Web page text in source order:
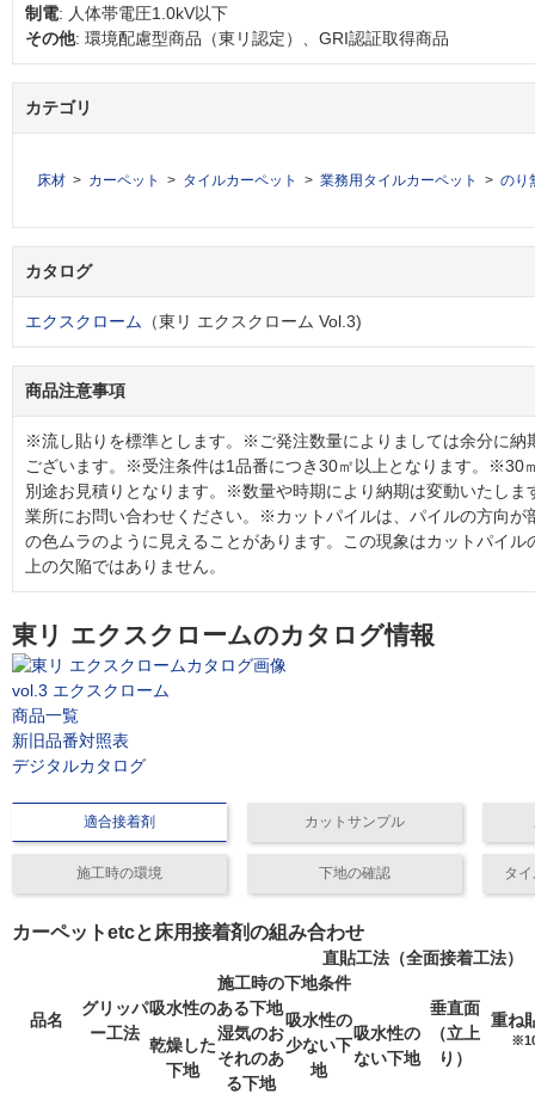
制電: 人体帯電圧1.0kV以下
その他: 環境配慮型商品（東リ認定）、GRI認証取得商品
カテゴリ
床材 カーペット タイルカーペット 業務用タイルカーペット のり
カタログ
エクスクローム （東リ エクスクローム Vol.3)
商品注意事項
※流し貼りを標準とします。※ご発注数量によりましては余分に納
ございます。※受注条件は1品番につき30㎡以上となります。※30
別途お見積りとなります。※数量や時期により納期は変動いたしま
業所にお問い合わせください。※カットパイルは、パイルの方向が
の色ムラのように見えることがあります。この現象はカットパイル
上の欠陥ではありません。
東リ エクスクロームのカタログ情報
vol.3 エクスクローム
商品一覧
新旧品番対照表
デジタルカタログ
適合接着剤 カットサンプル
施工時の環境 下地の確認 タ
カーペットetcと床用接着剤の組み合わせ
品名
グリッパ
ー工法
直貼工法（全面接着工法）
施工時の下地条件
垂直面
（立上
り）
重ね
吸水性のある下地
吸水性の
少ない下
地
吸水性の
ない下地
乾燥した
下地
湿気のお
それのあ
る下地